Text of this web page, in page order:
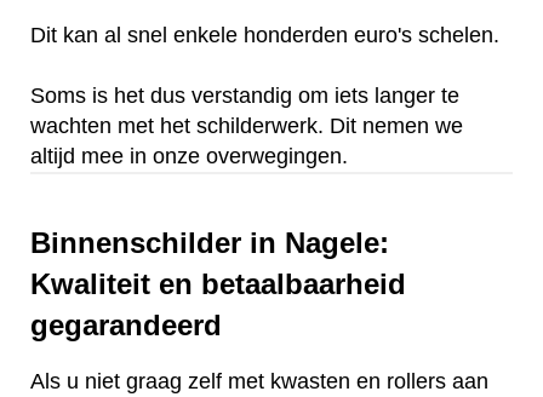
Dit kan al snel enkele honderden euro's schelen.
Soms is het dus verstandig om iets langer te
wachten met het schilderwerk. Dit nemen we
altijd mee in onze overwegingen.
Binnenschilder in Nagele:
Kwaliteit en betaalbaarheid
gegarandeerd
Als u niet graag zelf met kwasten en rollers aan